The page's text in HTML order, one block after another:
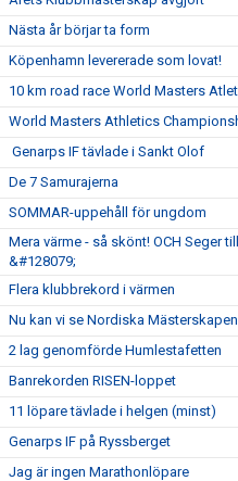
Nästa år börjar ta form
Köpenhamn levererade som lovat!
10 km road race World Masters
World Masters Athletics
Genarps IF tävlade i Sankt Olof
De 7 Samurajerna
SOMMAR-uppehåll för ungdom
Mera värme - så skönt! OCH Seger
&#128079;
Flera klubbrekord i värmen
Nu kan vi se Nordiska
2 lag genomförde Humlestafetten
Banrekorden RISEN-loppet
11 löpare tävlade i helgen (minst)
Genarps IF på Ryssberget
Jag är ingen Marathonlöpare